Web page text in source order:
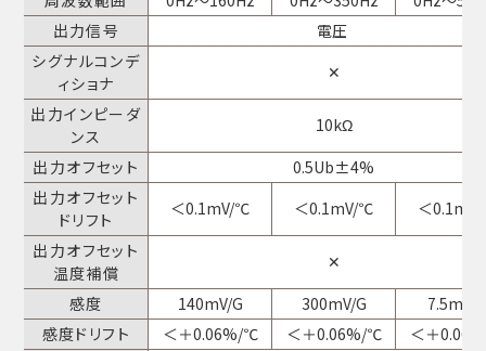
出力信号
電圧
シグナルコンデ
ィショナ
✕
出力インピーダ
ンス
10kΩ
出力オフセット
0.5Ub±4%
出力オフセット
ドリフト
＜0.1mV/℃ ＜0.1mV/℃
＜
出力オフセット
温度補償
✕
感度
140mV/G 300mV/G
7.5mV/
感度ドリフト
＜＋0.06%/℃ ＜＋0.06%/℃
＜＋